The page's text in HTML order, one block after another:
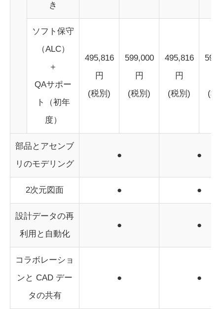
き
ソフト保守
（ALC）
＋
QAサポー
ト（初年
度）
495,816
円
(税別)
599,000
円
(税別)
495,816
円
(税別)
(税
部品とアセンブ
リのモデリング
● ●
2次元図面 ● ●
設計データの再
利用と自動化
● ●
コラボレーショ
ンと CAD デー
タの共有
● ●